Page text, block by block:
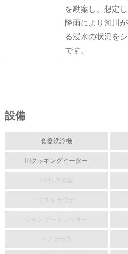
を勘案し、想定
降雨により河川
る浸水の状況を
です。
設備
食器洗浄機
IHクッキングヒーター
TV付き浴室
ミストサウナ
シャンプードレッサー
ペアガラス